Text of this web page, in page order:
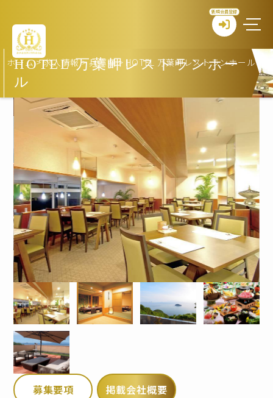
新規会員登録
HOTEL 万葉岬レストランホー
ル
ホーム>求人情報>兵庫県> HOTEL 万葉岬レストランホール
募集要項 掲載会社概要